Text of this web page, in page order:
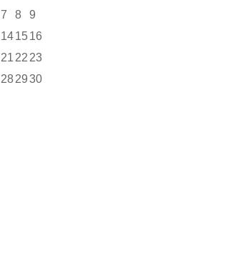
7 8
9
141516
21 22 23
282930